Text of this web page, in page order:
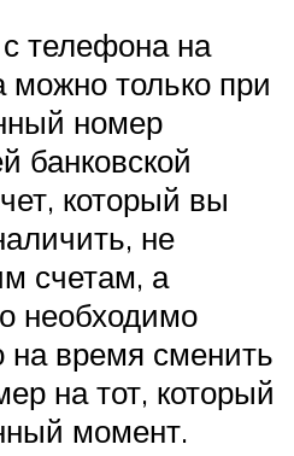
телефона на
можно только при
номер
банковской
который вы
не
счетам, а
необходимо
на время сменить
на тот, который
момент.